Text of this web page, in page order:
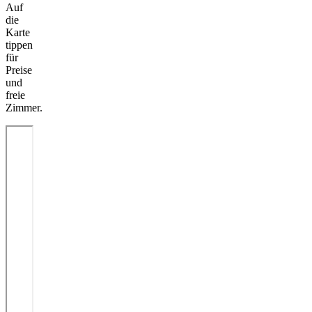
Auf
die
Karte
tippen
für
Preise
und
freie
Zimmer.